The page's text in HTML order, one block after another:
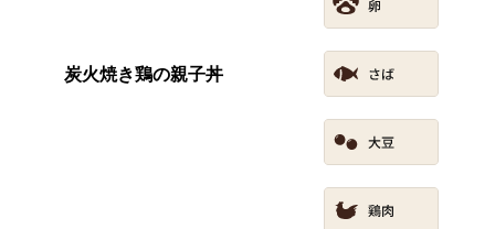
炭火焼き鶏の親子丼